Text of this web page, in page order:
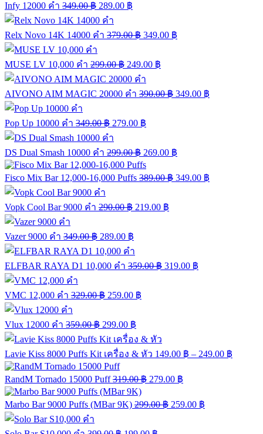
Infy 12000 คำ 349.00฿ 289.00 ฿
Relx Novo 14K 14000 คำ 379.00฿ 349.00 ฿
MUSE LV 10,000 คำ 299.00฿ 249.00 ฿
AIVONO AIM MAGIC 20000 คำ 390.00฿ 349.00 ฿
Pop Up 10000 คำ 349.00฿ 279.00 ฿
DS Dual Smash 10000 คำ 299.00฿ 269.00 ฿
Fisco Mix Bar 12,000-16,000 Puffs 389.00฿ 349.00 ฿
Vopk Cool Bar 9000 คำ 290.00฿ 219.00 ฿
Vazer 9000 คำ 349.00฿ 289.00 ฿
ELFBAR RAYA D1 10,000 คำ 359.00฿ 319.00 ฿
VMC 12,000 คำ 329.00฿ 259.00 ฿
Vlux 12000 คำ 359.00฿ 299.00 ฿
Lavie Kiss 8000 Puffs Kit เครื่อง & หัว 149.00 ฿ – 249.00 ฿
RandM Tornado 15000 Puff 319.00฿ 279.00 ฿
Marbo Bar 9000 Puffs (MBar 9K) 299.00฿ 259.00 ฿